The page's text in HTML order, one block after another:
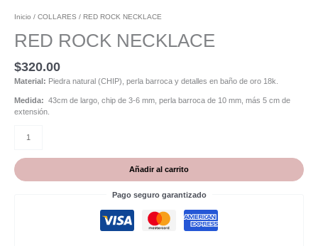
Inicio / COLLARES / RED ROCK NECKLACE
RED ROCK NECKLACE
$320.00
Material: Piedra natural (CHIP), perla barroca y detalles en baño de oro 18k.
Medida: 43cm de largo, chip de 3-6 mm, perla barroca de 10 mm, más 5 cm de
extensión.
Añadir al carrito
Pago seguro garantizado